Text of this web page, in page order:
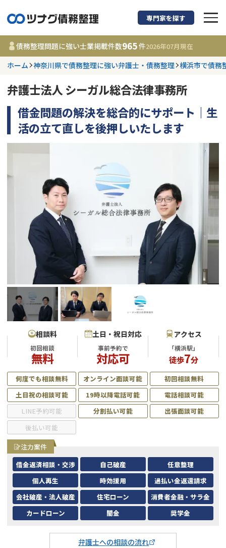
債務整理に強い弁
都道府県を選択
事務所 965
更新日 :2026年07月31日
任意整理
時効援用
会社破産・法人破産
消費者金融・サラ金
闇金
コラム
債務整理
個人再生（民事再生）
過払金
借金問題
専門家を探す
債務整理問題に強い士業掲載件数965件2026年07月現在
ホーム 神奈川県で債務整理に強い弁護士・債務整理 横浜市で債務
弁護士法人 シーガル総合法律事務所
借金問題の解決を総合的にサポート｜生
活の立て直しを後押しいたします
相談料
初回相談
無料
土日・祝日対応
事前予約で
対応可
アクセス
「横浜駅」
徒歩7分
何度でも相談無料 オンライン面談可能
初回相談無料
土日祝の相談可能
19時以降電話可能
電話相談可能
LINE予約可能
分割払い可能
出張面談可能
後払い可能
弁護士への相談の流れ
注力案件
借金返済相談・交渉
自己破産
任意整理
個人再生
時効援用
過払い金返還請求
会社破産・法人破産
住宅ローン
消費者金融・サラ金
カードローン
闇金 奨学金